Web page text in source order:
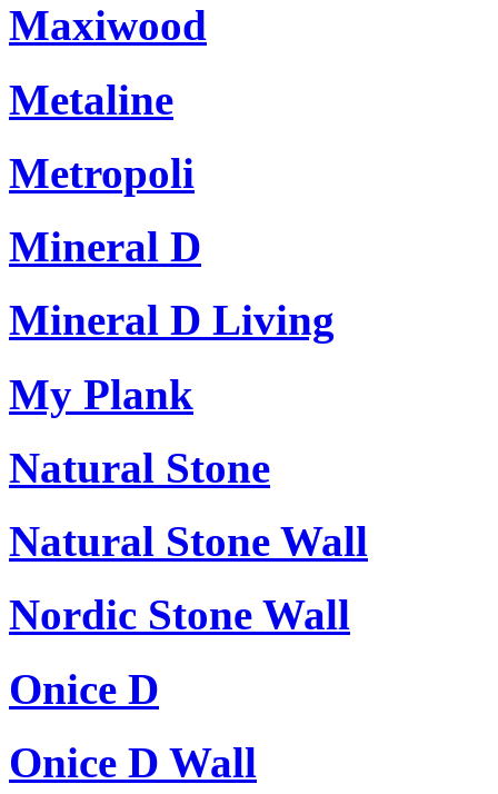
Maxiwood
Metaline
Metropoli
Mineral D
Mineral D Living
My Plank
Natural Stone
Natural Stone Wall
Nordic Stone Wall
Onice D
Onice D Wall